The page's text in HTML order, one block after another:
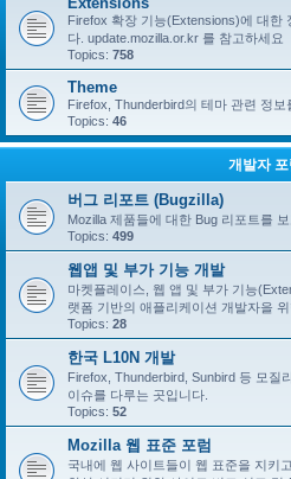
Firefox 확장 기능(Extensions)에 대한
다. update.mozilla.or.kr 를 참고하세요
Topics: 758
Theme
Firefox, Thunderbird의 테마 관련 정보
Topics: 46
개발자 포
버그 리포트 (Bugzilla)
Mozilla 제품들에 대한 Bug 리포트를
Topics: 499
웹앱 및 부가 기능 개발
마켓플레이스, 웹 앱 및 부가 기능
랫폼 기반의 애플리케이션 개발자을
Topics: 28
한국 L10N 개발
Firefox, Thunderbird, Sunbird 등 모질
이슈를 다루는 곳입니다.
Topics: 52
Mozilla 웹 표준 포럼
국내에 웹 사이트들이 웹 표준을 지키